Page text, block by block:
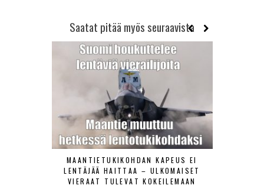
Saatat pitää myös seuraavista
MAANTIETUKIKOHDAN KAPEUS EI
LENTÄJÄÄ HAITTAA – ULKOMAISET
VIERAAT TULEVAT KOKEILEMAAN